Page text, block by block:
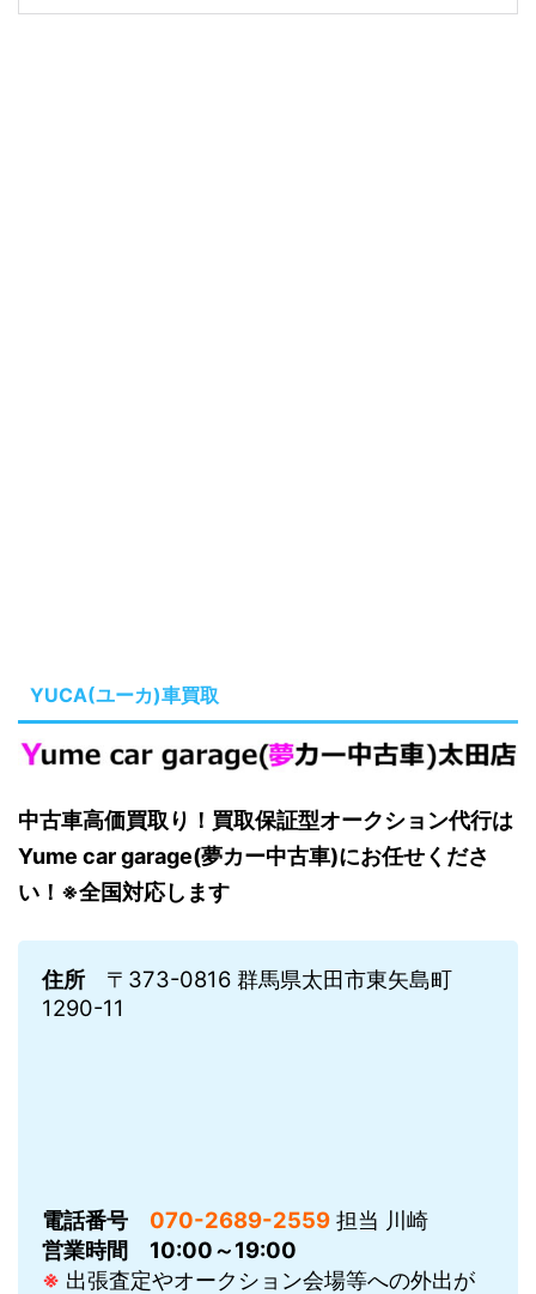
YUCA(ユーカ)車買取
中古車高価買取り！買取保証型オークション代行は
Yume car garage(夢カー中古車)にお任せくださ
い！※全国対応します
住所 〒373-0816 群馬県太田市東矢島町
1290-11
電話番号 070-2689-2559 担当 川崎
営業時間
10:00～19:00
※ 出張査定やオークション会場等への外出が